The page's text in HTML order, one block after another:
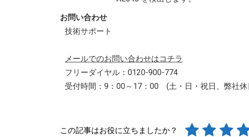
お問い合わせ
技術サポート
メールでのお問い合わせはコチラ
フリーダイヤル：0120-900-774
受付時間：9：00～17：00 (土・日・祝日、弊社休
この記事はお役に立ちましたか？